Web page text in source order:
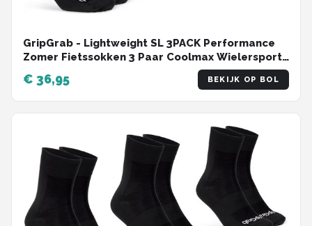
GripGrab - Lightweight SL 3PACK Performance
Zomer Fietssokken 3 Paar Coolmax Wielersport
Sokken Regular Cut - Zwart - Unisex - Maat M
(41-44)
€ 36,95 BEKIJK OP BOL